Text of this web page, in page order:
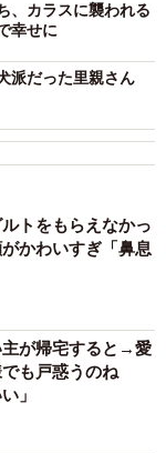
、カラスに襲われる
幸せに
派だった里親さん
トをもらえなかっ
かわいすぎ「鼻息
主が帰宅すると→愛
も戸惑うのね
」